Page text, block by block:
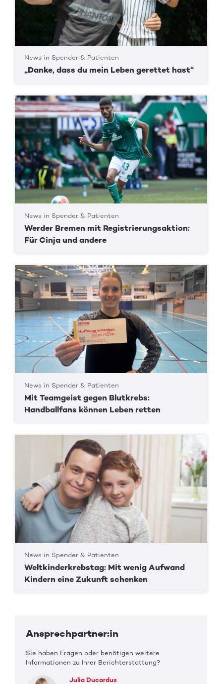
News in Spender & Patienten
„Danke, dass du mein Leben gerettet hast“
News in Spender & Patienten
Werder Bremen mit Registrierungsaktion:
Für Cinja und andere
News in Spender & Patienten
Mit Teamgeist gegen Blutkrebs:
Handballfans können Leben retten
News in Spender & Patienten
Weltkinderkrebstag: Mit wenig Aufwand
Kindern eine Zukunft schenken
Ansprechpartner:in
Sie haben Fragen oder benötigen weitere
Informationen zu Ihrer Berichterstattung?
Julia Ducardus